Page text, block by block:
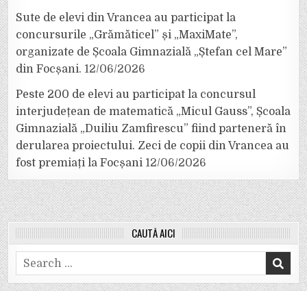
Sute de elevi din Vrancea au participat la
concursurile „Grămăticel” și „MaxiMate”,
organizate de Școala Gimnazială „Ștefan cel Mare”
din Focșani. 12/06/2026
Peste 200 de elevi au participat la concursul
interjudețean de matematică „Micul Gauss”, Școala
Gimnazială „Duiliu Zamfirescu” fiind parteneră în
derularea proiectului. Zeci de copii din Vrancea au
fost premiați la Focșani 12/06/2026
CAUTĂ AICI
Search
for: